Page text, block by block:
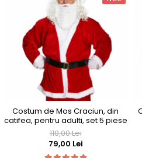
Costum de Mos Craciun, din
catifea, pentru adulti, set 5 piese
110,00 Lei
79,00 Lei